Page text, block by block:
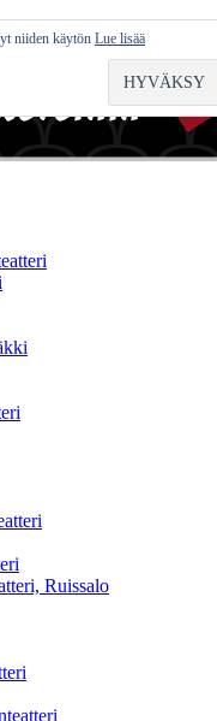
Ruissalo
niiden käytön Lue lisää